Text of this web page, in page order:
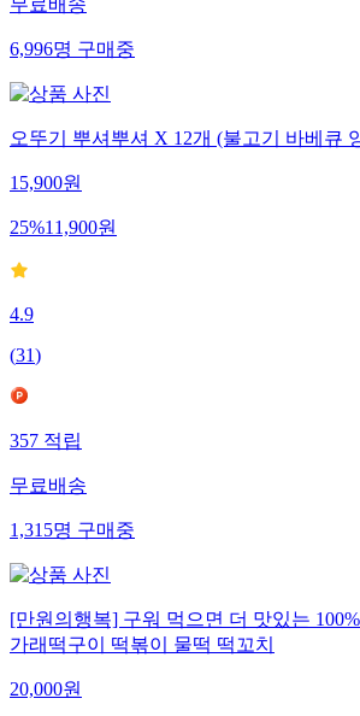
무료배송
6,996명구매중
오뚜기 뿌셔뿌셔 X 12개 (불고기 바베큐
15,900원
25%11,900원
4.9
(31)
357적립
무료배송
1,315명구매중
[만원의행복] 구워 먹으면 더 맛있는
가래떡구이 떡볶이 물떡 떡꼬치
20,000원